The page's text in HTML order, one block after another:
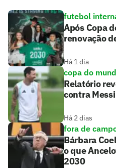
futebol
Após Copa
renovação
Há 1 dia
copa do
Relatório
contra
Há 2 dias
fora de
Bárbara
o que
2030